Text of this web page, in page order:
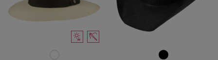
Baseball Caps